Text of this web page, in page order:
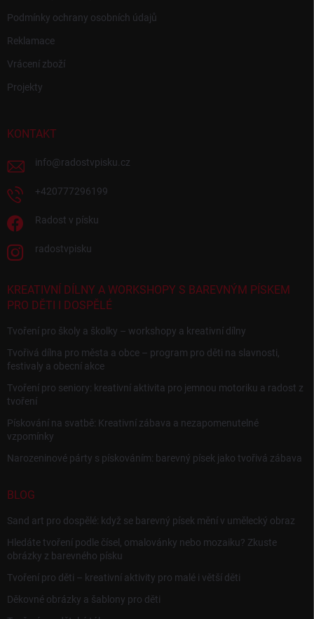
Podmínky ochrany osobních údajů
Reklamace
Vrácení zboží
Projekty
KONTAKT
info@radostvpisku.cz
+420777296199
Radost v písku
radostvpisku
KREATIVNÍ DÍLNY A WORKSHOPY S BAREVNÝM PÍSKEM
PRO DĚTI I DOSPĚLÉ
Tvoření pro školy a školky – workshopy a kreativní dílny
Tvořivá dílna pro města a obce – program pro děti na slavnosti,
festivaly a obecní akce
Tvoření pro seniory: kreativní aktivita pro jemnou motoriku a radost z
tvoření
Pískování na svatbě: Kreativní zábava a nezapomenutelné
vzpomínky
Narozeninové párty s pískováním: barevný písek jako tvořivá zábava
BLOG
Sand art pro dospělé: když se barevný písek mění v umělecký obraz
Hledáte tvoření podle čísel, omalovánky nebo mozaiku? Zkuste
obrázky z barevného písku
Tvoření pro děti – kreativní aktivity pro malé i větší děti
Děkovné obrázky a šablony pro děti